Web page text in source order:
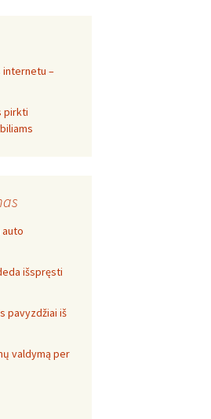
internetu –
pirkti
išspręsti
pavyzdžiai iš
valdymą per